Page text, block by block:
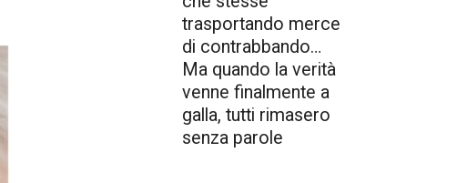
trasportando merce
di contrabbando…
Ma quando la verità
venne finalmente a
galla, tutti rimasero
senza parole